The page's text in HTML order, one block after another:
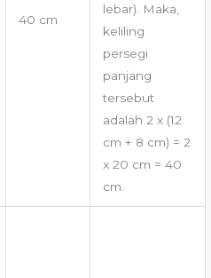
40 cm
lebar). Maka,
keliling
persegi
panjang
tersebut
adalah 2 x (12
cm + 8 cm) = 2
x 20 cm = 40
cm.